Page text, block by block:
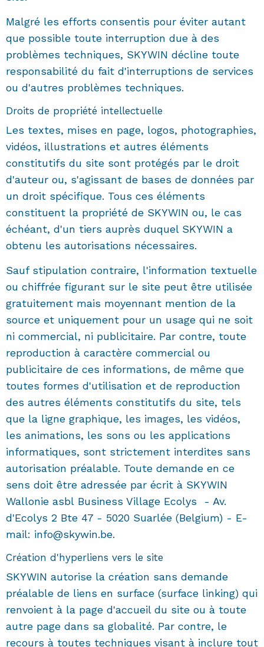
Malgré les efforts consentis pour éviter autant
que possible toute interruption due à des
problèmes techniques, SKYWIN décline toute
responsabilité du fait d'interruptions de services
ou d'autres problèmes techniques.
Droits de propriété intellectuelle
Les textes, mises en page, logos, photographies,
vidéos, illustrations et autres éléments
constitutifs du site sont protégés par le droit
d'auteur ou, s'agissant de bases de données par
un droit spécifique. Tous ces éléments
constituent la propriété de SKYWIN ou, le cas
échéant, d'un tiers auprès duquel SKYWIN a
obtenu les autorisations nécessaires.
Sauf stipulation contraire, l'information textuelle
ou chiffrée figurant sur le site peut être utilisée
gratuitement mais moyennant mention de la
source et uniquement pour un usage qui ne soit
ni commercial, ni publicitaire. Par contre, toute
reproduction à caractère commercial ou
publicitaire de ces informations, de même que
toutes formes d'utilisation et de reproduction
des autres éléments constitutifs du site, tels
que la ligne graphique, les images, les vidéos,
les animations, les sons ou les applications
informatiques, sont strictement interdites sans
autorisation préalable. Toute demande en ce
sens doit être adressée par écrit à SKYWIN
Wallonie asbl Business Village Ecolys - Av.
d'Ecolys 2 Bte 47 - 5020 Suarlée (Belgium) - E-
mail: info@skywin.be.
Création d'hyperliens vers le site
SKYWIN autorise la création sans demande
préalable de liens en surface (surface linking) qui
renvoient à la page d'accueil du site ou à toute
autre page dans sa globalité. Par contre, le
recours à toutes techniques visant à inclure tout